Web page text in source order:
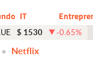
IT
Business
$ 1530 -0.65%
Netflix